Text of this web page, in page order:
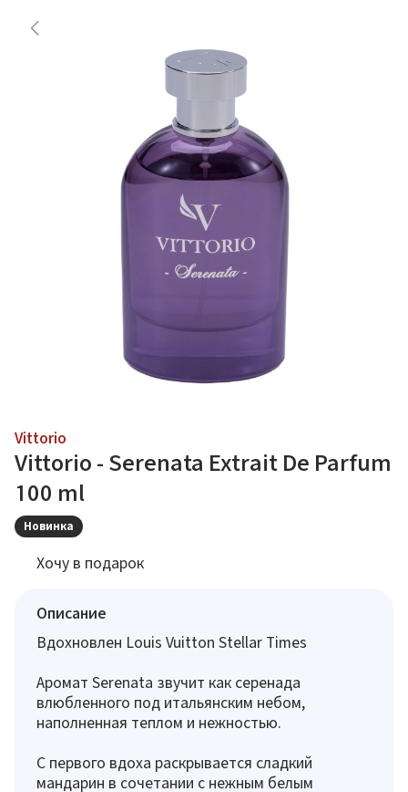
Vittorio
Vittorio - Serenata Extrait De Parfum
100 ml
Новинка
Хочу в подарок
Описание
Вдохновлен Louis Vuitton Stellar Times
Аромат Serenata звучит как серенада
влюбленного под итальянским небом,
наполненная теплом и нежностью.
С первого вдоха раскрывается сладкий
мандарин в сочетании с нежным белым